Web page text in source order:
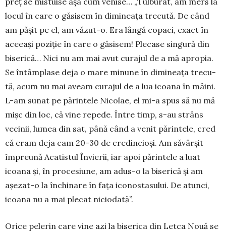
locul în care o găsisem în dimi­neața trecută. De când
am pășit pe el, am văzut-o. Era lângă copaci, exact în
aceeași poziție în care o găsisem! Plecase singură din
biserică… Nici nu am mai avut curajul de a mă apropia.
Se întâmplase deja o mare minune în dimi­neața tre­cu­
tă, acum nu mai aveam curajul de a lua icoana în mâini.
L-am sunat pe părintele Nicolae, el mi-a spus să nu mă
mișc din loc, că vine repede. Între timp, s-au strâns
vecinii, lumea din sat, până când a venit părintele, cred
că eram deja cam 20-30 de credincioși. Am săvârșit
împreună Acatistul Învierii, iar apoi părin­tele a luat
icoana și, în pro­cesiune, am adus-o la biserică și am
așezat-o la închinare în fața icono­sta­sului. De atunci,
icoana nu a mai plecat nicio­dată”.
Orice pelerin care vine azi la biserica din Letca Nouă se